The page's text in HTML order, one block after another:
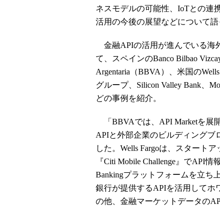
ネスモデルの可能性、IoTとの連
活用の今後の展望などについて語
金融APIの活用が進んでいる海
て、スペインのBanco Bilbao
Argentaria（BBVA）、米国の
グループ、Silicon Valley Bank、
どの事例を紹介。
「BBVAでは、API Marketを展
APIと外部企業のビルディングブ
した。Wells Fargoは、スタート
『Citi Mobile Challenge』でAPI
Bankingプラットフォームを立ち
銀行が提供するAPIを活用してホ
の他、金融マーケットデータの